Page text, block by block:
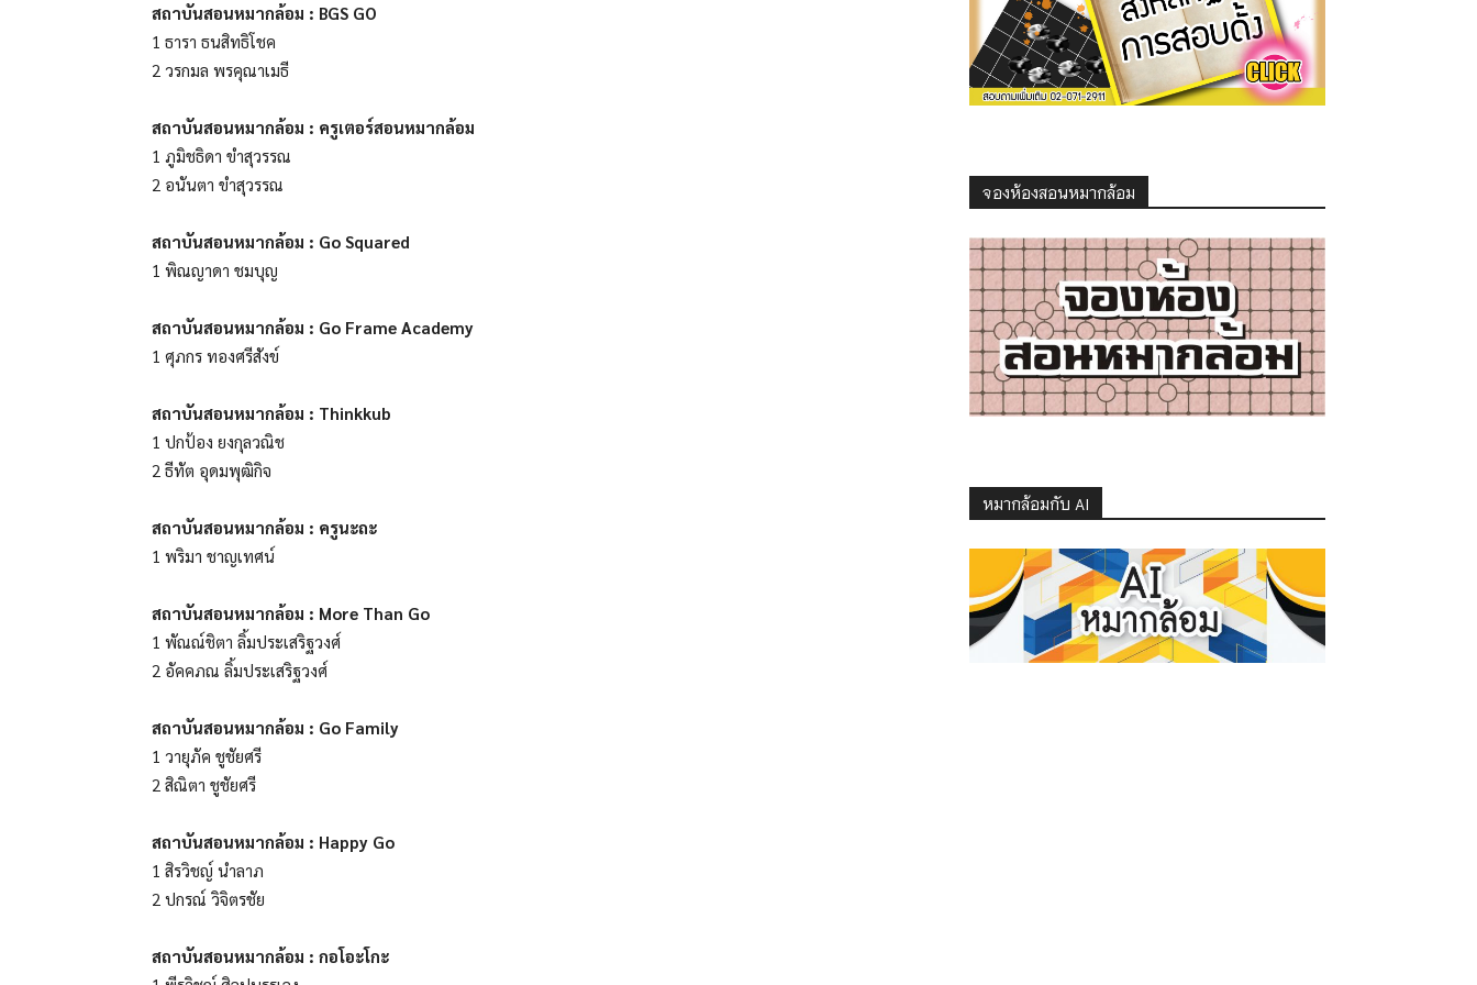
สถาบันสอนหมากล้อม : BGS GO
1 ธารา ธนสิทธิโชค
2 วรกมล พรคุณาเมธี
สถาบันสอนหมากล้อม : ครูเตอร์สอนหมากล้อม
1 ภูมิชธิดา ขำสุวรรณ
2 อนันตา ขำสุวรรณ
สถาบันสอนหมากล้อม : Go Squared
1 พิณญาดา ชมบุญ
สถาบันสอนหมากล้อม : Go Frame Academy
1 ศุภกร ทองศรีสังข์
สถาบันสอนหมากล้อม : Thinkkub
1 ปกป้อง ยงกุลวณิช
2 ธีทัต อุดมพุฒิกิจ
สถาบันสอนหมากล้อม : ครูนะถะ
1 พริมา ชาญเทศน์
สถาบันสอนหมากล้อม : More Than Go
1 พัณณ์ชิตา ลิ้มประเสริฐวงศ์
2 อัคคภณ ลิ้มประเสริฐวงศ์
สถาบันสอนหมากล้อม : Go Family
1 วายุภัค ชูชัยศรี
2 สิณิตา ชูชัยศรี
สถาบันสอนหมากล้อม : Happy Go
1 สิรวิชญ์ นำลาภ
2 ปกรณ์ วิจิตรชัย
สถาบันสอนหมากล้อม : กอโอะโกะ
จองห้องสอนหมากล้อม
หมากล้อมกับ AI